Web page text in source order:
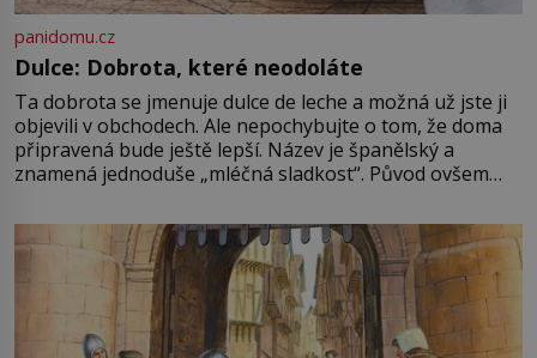
panidomu.cz
Dulce: Dobrota, které neodoláte
Ta dobrota se jmenuje dulce de leche a možná už jste ji
objevili v obchodech. Ale nepochybujte o tom, že doma
připravená bude ještě lepší. Název je španělský a
znamená jednoduše „mléčná sladkost“. Původ ovšem
pře hned několik latinskoamerických zemí a k tomu
Francie, kde se traduje,